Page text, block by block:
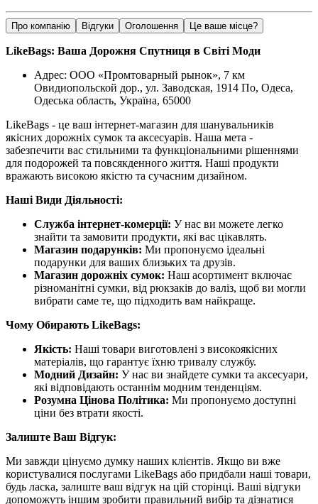
Про компанію Відгуки Оголошення Це ваше місце?
LikeBags: Ваша Дорожня Спутниця в Світі Моди
Адрес: ООО «Промтоварный рынок», 7 км
Овидиопольской дор., ул. Заводская, 1914 По, Одеса,
Одеська область, Україна, 65000
LikeBags - це ваш інтернет-магазин для шанувальників
якісних дорожніх сумок та аксесуарів. Наша мета -
забезпечити вас стильними та функціональними рішеннями
для подорожей та повсякденного життя. Наші продукти
вражають високою якістю та сучасним дизайном.
Наші Види Діяльності:
Служба інтернет-комерції: У нас ви можете легко
знайти та замовити продукти, які вас цікавлять.
Магазин подарунків: Ми пропонуємо ідеальні
подарунки для ваших близьких та друзів.
Магазин дорожніх сумок: Наш асортимент включає
різноманітні сумки, від рюкзаків до валіз, щоб ви могли
вибрати саме те, що підходить вам найкраще.
Чому Обирають LikeBags:
Якість: Наші товари виготовлені з високоякісних
матеріалів, що гарантує їхню тривалу службу.
Модний Дизайн: У нас ви знайдете сумки та аксесуари,
які відповідають останнім модним тенденціям.
Розумна Цінова Політика: Ми пропонуємо доступні
ціни без втрати якості.
Залиште Ваш Відгук:
Ми завжди цінуємо думку наших клієнтів. Якщо ви вже
користувалися послугами LikeBags або придбали наші товари,
будь ласка, залиште ваш відгук на цій сторінці. Ваші відгуки
допоможуть іншим зробити правильний вибір та дізнатися